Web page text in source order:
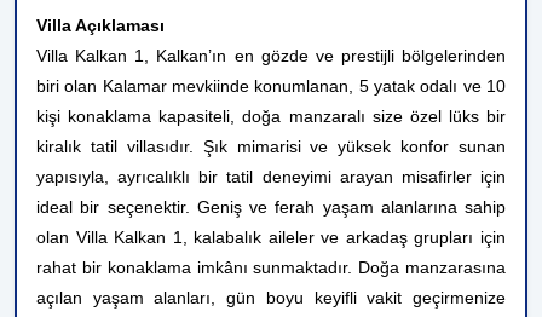
Villa Açıklaması
Villa Kalkan 1, Kalkan’ın en gözde ve prestijli bölgelerinden
biri olan Kalamar mevkiinde konumlanan, 5 yatak odalı ve 10
kişi konaklama kapasiteli, doğa manzaralı size özel lüks bir
kiralık tatil villasıdır. Şık mimarisi ve yüksek konfor sunan
yapısıyla, ayrıcalıklı bir tatil deneyimi arayan misafirler için
ideal bir seçenektir. Geniş ve ferah yaşam alanlarına sahip
olan Villa Kalkan 1, kalabalık aileler ve arkadaş grupları için
rahat bir konaklama imkânı sunmaktadır. Doğa manzarasına
açılan yaşam alanları, gün boyu keyifli vakit geçirmenize